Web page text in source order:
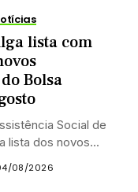
lista com
Bolsa
Social de
lista dos novos...
08/2026